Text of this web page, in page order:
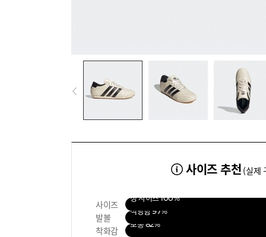
사이즈 추천 (실제
사이즈
정 사이즈100%
발볼
적당함 97%
착화감
보통82%